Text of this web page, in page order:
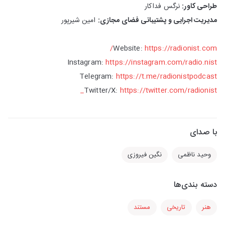
طراحی کاور: نرگس فداکار
مدیریت اجرایی و پشتیبانی فضای مجازی: امین شیرپور
Website: https://radionist.com/
Instagram:https://instagram.com/radio.nist
Telegram: https://t.me/radionistpodcast
Twitter/X: https://twitter.com/radionist_
با صدای
وحید ناظمی نگین فیروزی
دسته بندی‌ها
هنر تاریخی مستند